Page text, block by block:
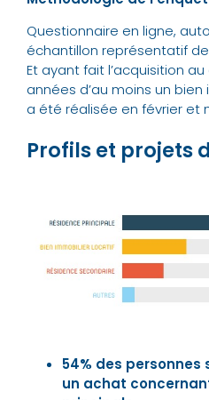
Questionnaire en ligne,
échantillon représentatif
Et ayant fait l’acquisition
années d’au moins un
a été réalisée en février et
Profils et projets
54% des
un achat